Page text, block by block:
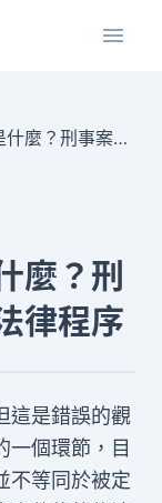
麼？刑事案件
麼？刑
律程序
這是錯誤的觀
一個環節，目
不等同於被定